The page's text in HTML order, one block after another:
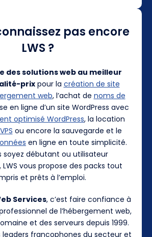
pas encore
LWS ?
des solutions web au meilleur
prixpour la création de site
web, l’achat de noms de
en ligne d’un site WordPress avec
optimisé WordPress, la location
ou encore la sauvegarde et le
en ligne en toute simplicité.
soyez débutant ou utilisateur
vous propose des packs tout
et prêts à l’emploi.
Services, c’est faire confiance à
de l’hébergement web,
et des serveurs depuis 1999.
leaders francophones du secteur et